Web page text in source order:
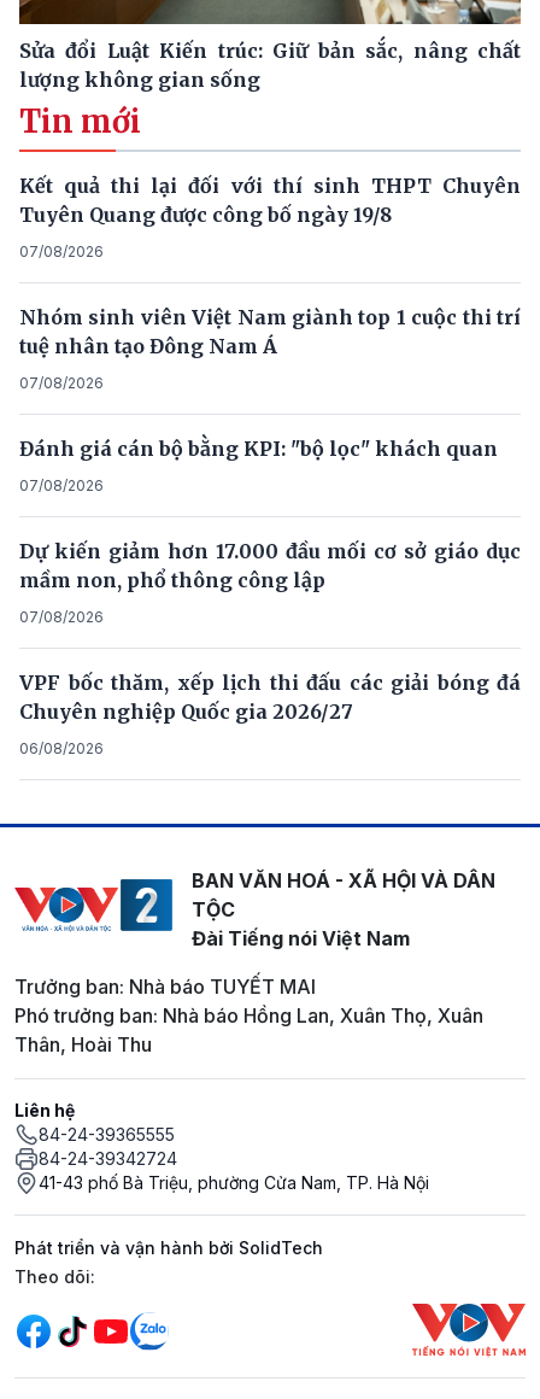
Sửa đổi Luật Kiến trúc: Giữ bản sắc, nâng chất
lượng không gian sống
Tin mới
Kết quả thi lại đối với thí sinh THPT Chuyên
Tuyên Quang được công bố ngày 19/8
07/08/2026
Nhóm sinh viên Việt Nam giành top 1 cuộc thi trí
tuệ nhân tạo Đông Nam Á
07/08/2026
Đánh giá cán bộ bằng KPI: "bộ lọc" khách quan
07/08/2026
Dự kiến giảm hơn 17.000 đầu mối cơ sở giáo dục
mầm non, phổ thông công lập
07/08/2026
VPF bốc thăm, xếp lịch thi đấu các giải bóng đá
Chuyên nghiệp Quốc gia 2026/27
06/08/2026
BAN VĂN HOÁ - XÃ HỘI VÀ DÂN
TỘC
Đài Tiếng nói Việt Nam
Trưởng ban: Nhà báo TUYẾT MAI
Phó trưởng ban: Nhà báo Hồng Lan, Xuân Thọ, Xuân
Thân, Hoài Thu
Liên hệ
84-24-39365555
84-24-39342724
41-43 phố Bà Triệu, phường Cửa Nam, TP. Hà Nội
Phát triển và vận hành bởi SolidTech
Mạng xã hội
Theo dõi: